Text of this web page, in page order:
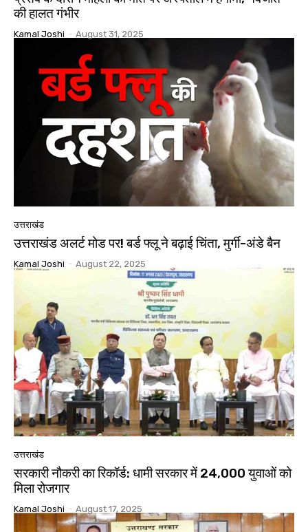
की हालत गंभीर
Kamal Joshi - August 31, 2025
उत्तराखंड
उत्तराखंड अलर्ट मोड पर! बर्ड फ्लू ने बढ़ाई चिंता, मुर्गी-अंडे बैन
Kamal Joshi - August 22, 2025
उत्तराखंड
सरकारी नौकरी का रिकॉर्ड: धामी सरकार में 24,000 युवाओं को
मिला रोजगार
Kamal Joshi - August 17, 2025